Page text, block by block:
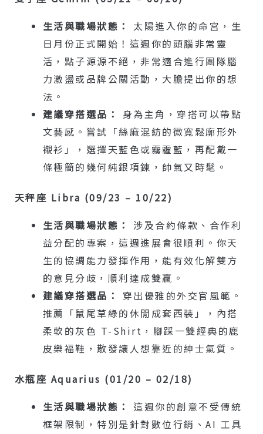
生活與職場狀態：
太陽進入你的命宮，生
日月份正式開始！這週你的頭腦非常靈
活，點子源源不絕，非常適合進行團隊腦
力激盪或品牌公關活動，大膽提出你的想
法。
建議穿搭選品：
身為主角，穿搭可以帶點
文藝感。嘗試「絲麻混紡的微寬鬆廓形外
襯衫」，選擇天藍色或霧霾藍，再配戴一
條極簡的幾何純銀項鍊，帥氣又時髦。
天秤座 Libra (09/23 – 10/22)
生活與職場狀態：
涉及合約條款、合作利
益分配的專案，這週進展會很順利。你天
生的協調能力發揮作用，能有效化解雙方
的意見分歧，順利達成雙贏。
建議穿搭選品：
穿出優雅的外交官風範。
推薦「鼠尾草綠的休閒成套西裝」，內搭
柔軟的灰色 T-Shirt，腳踩一雙經典的鹿
皮樂福鞋，散發讓人想靠近的紳士氣質。
水瓶座 Aquarius (01/20 – 02/18)
生活與職場狀態：
這週你的創意不受傳統
框架限制，特別是針對數位行銷、AI 工具